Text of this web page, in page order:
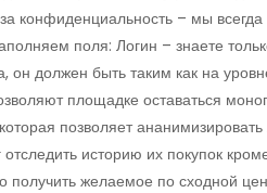
конфиденциальность – мы
поля: Логин – знаете
он должен быть таким как на
площадке оставаться
позволяет
отследить историю их покупок
получить желаемое по сходной